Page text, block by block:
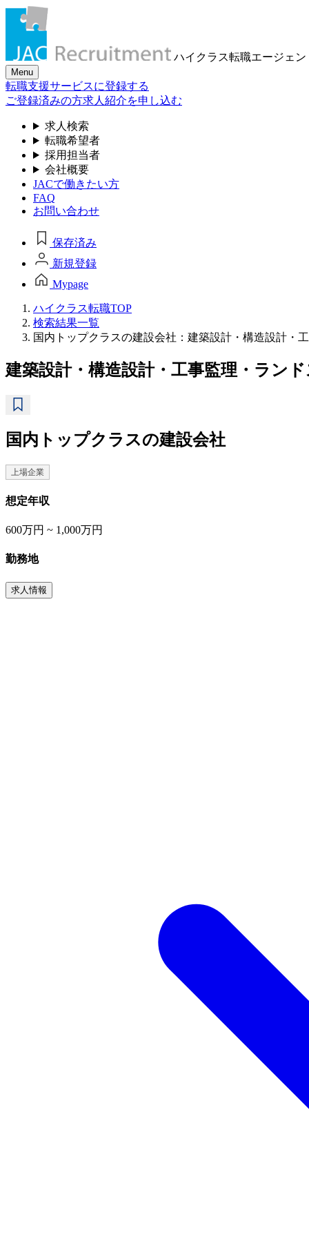
ハイクラス転職エージェン
Menu
転職支援サービスに登録する
ご登録済みの方求人紹介を申し込む
求人検索
転職希望者
採用担当者
会社概要
JACで働きたい方
FAQ
お問い合わせ
保存済み
新規登録
Mypage
ハイクラス転職TOP
検索結果一覧
国内トップクラスの建設会社：建築設計・構造設計・
建築設計・構造設計・工事監理・ラン
国内トップクラスの建設会社
上場企業
想定年収
600万円 ~ 1,000万円
勤務地
求人情報